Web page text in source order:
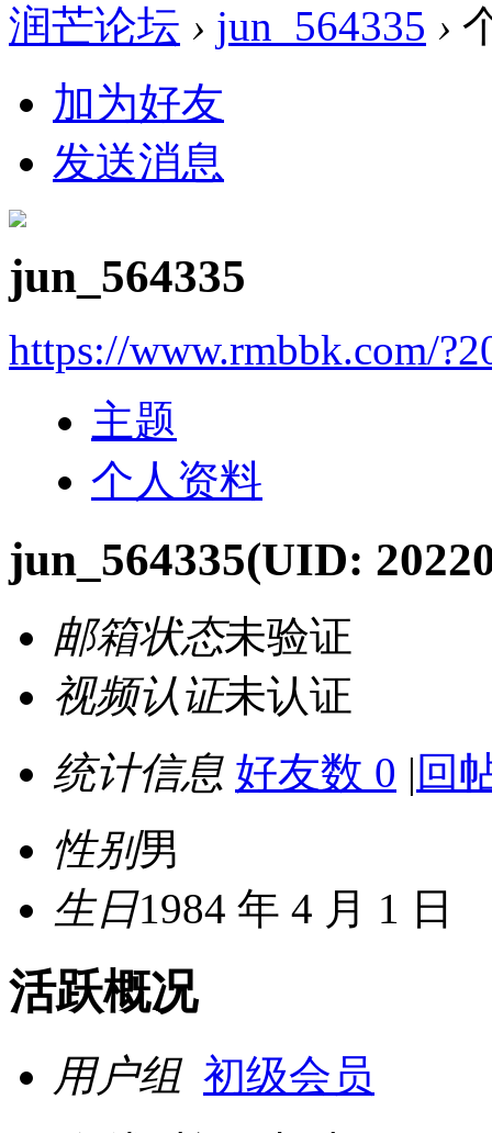
润芒论坛 › jun_564335 ›
加为好友
发送消息
jun_564335
https://www.rmbbk.com/
主题
个人资料
jun_564335(UID:
邮箱状态未验证
视频认证未认证
统计信息 好友数 0 | 回
性别男
生日1984 年 4 月 1 日
活跃概况
用户组 初级会员